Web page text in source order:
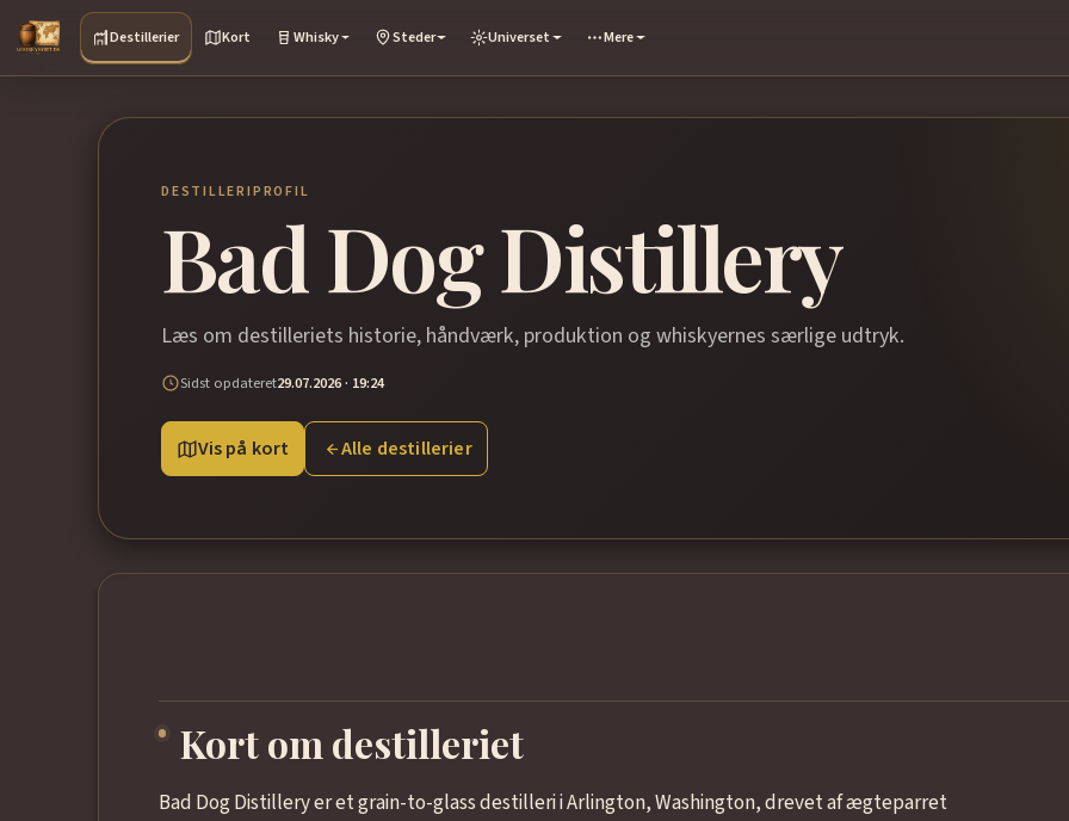
Destillerier Kort Whisky Steder Universet Mere
DESTILLERIPROFIL
Bad Dog Distillery
Læs om destilleriets historie, håndværk, produktion og whiskyernes særlige udtryk.
Sidst opdateret29.07.2026 · 19:24
Vis på kort Alle destillerier
Kort om destilleriet
Bad Dog Distillery er et grain-to-glass destilleri i Arlington, Washington, drevet af ægteparret